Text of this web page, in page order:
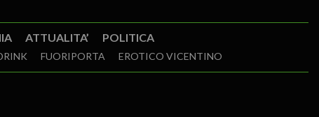
ATTUALITA’ POLITICA
FUORIPORTA EROTICO VICENTINO